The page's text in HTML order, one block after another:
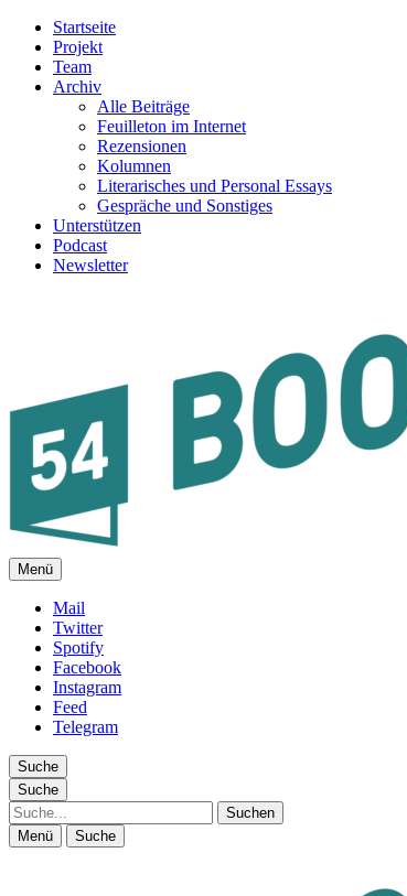
Startseite
Projekt
Team
Archiv
Alle Beiträge
Feuilleton im Internet
Rezensionen
Kolumnen
Literarisches und Personal Essays
Gespräche und Sonstiges
Unterstützen
Podcast
Newsletter
FEUILLETON IM INTERNET
Menü
Mail
Twitter
Spotify
Facebook
Instagram
Feed
Telegram
Suche
Suche
Suche
Menü Suche